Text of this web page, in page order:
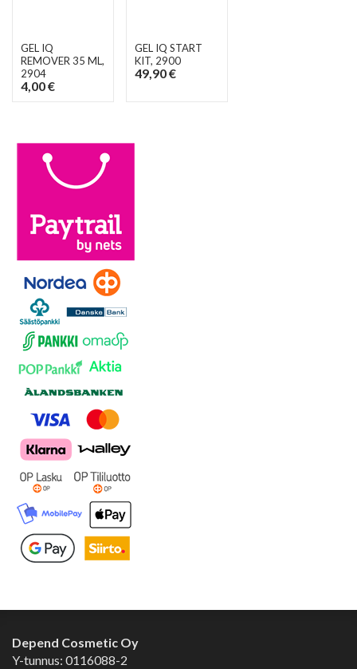
GEL IQ
REMOVER 35 ML,
2904
4,00 €
GEL IQ START
KIT, 2900
49,90 €
Depend Cosmetic Oy
Y-tunnus: 0116088-2